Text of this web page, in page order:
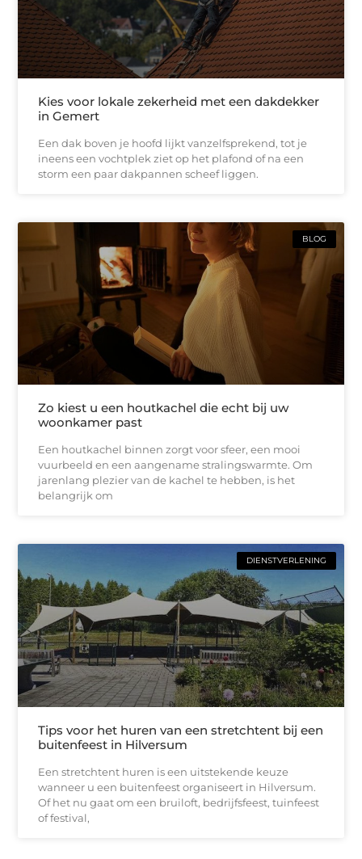
Kies voor lokale zekerheid met een dakdekker
in Gemert
Een dak boven je hoofd lijkt vanzelfsprekend, tot je
ineens een vochtplek ziet op het plafond of na een
storm een paar dakpannen scheef liggen.
BLOG
Zo kiest u een houtkachel die echt bij uw
woonkamer past
Een houtkachel binnen zorgt voor sfeer, een mooi
vuurbeeld en een aangename stralingswarmte. Om
jarenlang plezier van de kachel te hebben, is het
belangrijk om
DIENSTVERLENING
Tips voor het huren van een stretchtent bij een
buitenfeest in Hilversum
Een stretchtent huren is een uitstekende keuze
wanneer u een buitenfeest organiseert in Hilversum.
Of het nu gaat om een bruiloft, bedrijfsfeest, tuinfeest
of festival,